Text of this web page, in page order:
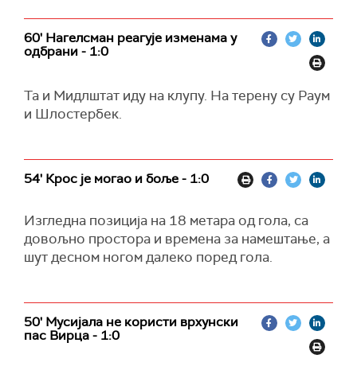
60' Нагелсман реагује изменама у
одбрани - 1:0
Та и Мидлштат иду на клупу. На терену су Раум
и Шлостербек.
54' Крос је могао и боље - 1:0
Изгледна позиција на 18 метара од гола, са
довољно простора и времена за намештање, а
шут десном ногом далеко поред гола.
50' Мусијала не користи врхунски
пас Вирца - 1:0